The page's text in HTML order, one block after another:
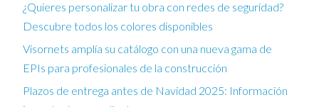
¿Quieres personalizar tu obra con redes de seguridad?
Descubre todos los colores disponibles
Visornets amplía su catálogo con una nueva gama de
EPIs para profesionales de la construcción
Plazos de entrega antes de Navidad 2025: Información